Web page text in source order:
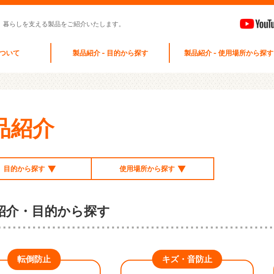
らしを支える製品をご紹介いたします。
いて 製品紹介 - 目的から探す 製品紹介 - 使用場所から探す
紹介
目的から探す 使用場所から探す
介・目的から探す
転倒防止 キズ・音防止